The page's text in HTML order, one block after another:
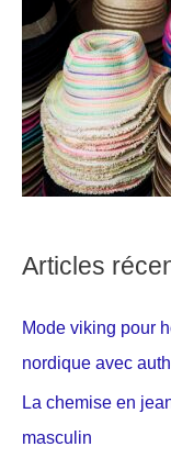
Articles
Mode viking pour
nordique avec
La chemise en
masculin